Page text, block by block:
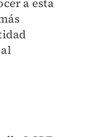
a esta